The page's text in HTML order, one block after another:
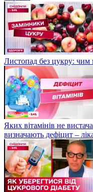
Листопад без цукру: чим
Яких вітамінів не
визначають дефіцит –